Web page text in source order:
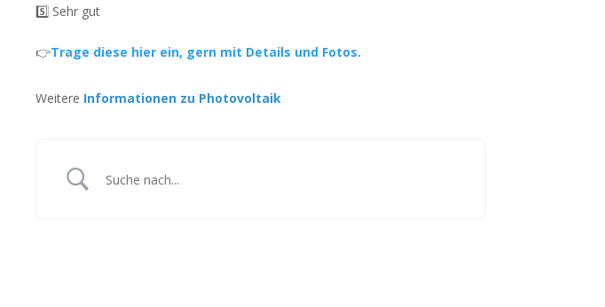
5️⃣ Sehr gut
👉Trage diese hier ein, gern mit Details und Fotos.
Weitere Informationen zu Photovoltaik